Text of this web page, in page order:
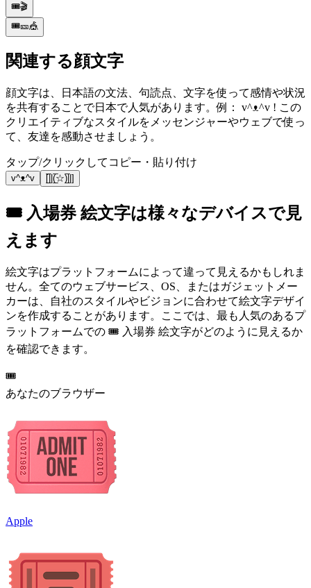
🎟️🎬
🎟️🎫🎪
関連する顔文字
顔文字は、日本語の文法、句読点、文字を使って感情や状況
を共有することで日本で人気があります。例： v^ᴥ^v ! この
クリエイティブなスタイルをメッセンジャーやウェブで使っ
て、友達を感動させましょう。
タップ/クリックしてコピー・貼り付け
v^ᴥ^v [̲̅||(̲̅☆)̲̅||]
🎟️ 入場券 絵文字は様々なデバイスで見
えます
絵文字はプラットフォームによって違って見えるかもしれま
せん。全てのウェブサービス、OS、またはガジェットメー
カーは、自社のスタイルやビジョンに合わせて絵文字デザイ
ンを作成することがあります。ここでは、最も人気のあるプ
ラットフォームでの 🎟️ 入場券 絵文字がどのように見えるか
を確認できます。
🎟️
あなたのブラウザー
Apple